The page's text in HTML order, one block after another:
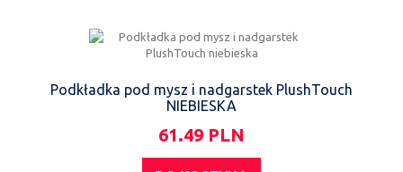
Podkładka pod mysz i nadgarstek PlushTouch
NIEBIESKA
61.49 PLN